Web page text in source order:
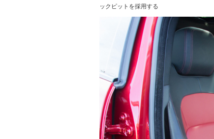
ックピットを採用する